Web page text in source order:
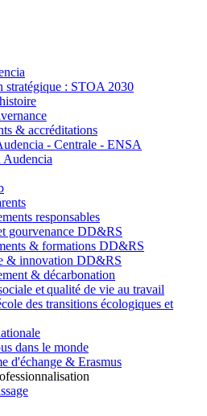
stratégique : STOA 2030
& accréditations
- Centrale - ENSA
Audencia
responsables
gourvenance DD&RS
& formations DD&RS
& innovation DD&RS
& décarbonation
et qualité de vie au travail
des transitions écologiques et
dans le monde
d'échange & Erasmus